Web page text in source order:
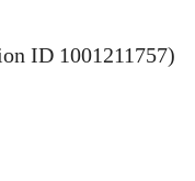
ID 1001211757)